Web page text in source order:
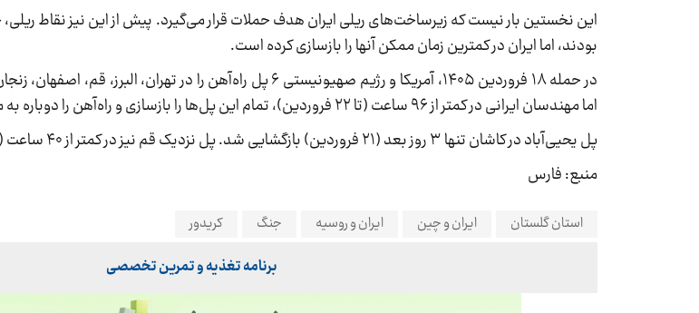
این نخستین بار نیست که زیرساخت‌های ریلی ایران هدف حملات قرار می‌گیرد. پیش از این نیز نقاط ریلی،
بودند، اما ایران در کمترین زمان ممکن آنها را بازسازی کرده است.
در حمله ۱۸ فروردین ۱۴۰۵، آمریکا و رژیم صهیونیستی ۶ پل راه‌آهن را در
اما مهندسان ایرانی در کمتر از ۹۶ ساعت (تا ۲۲ فروردین)، تمام این پل‌ها را بازسازی و راه‌آهن را دوباره به مدار بازگرداندند.
پل یحیی‌آباد در کاشان تنها ۳ روز بعد (۲۱ فروردین) بازگشایی شد. پل نزدیک قم نیز در کمتر از ۴۰ ساعت (۲۰ فروردین) تعمیر شد.
منبع: فارس
استان گلستان ایران و چین ایران و روسیه جنگ کریدور
برنامه تغذیه و تمرین تخصصی